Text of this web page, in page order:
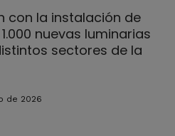
con la instalación de
nuevas luminarias
sectores de la
de 2026